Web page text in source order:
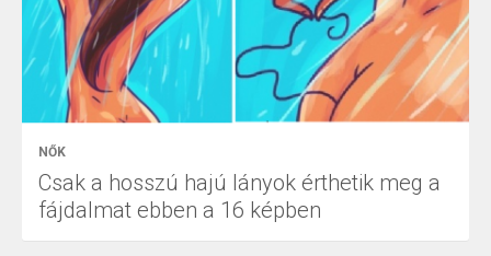
NŐK
Csak a hosszú hajú lányok érthetik meg a
fájdalmat ebben a 16 képben